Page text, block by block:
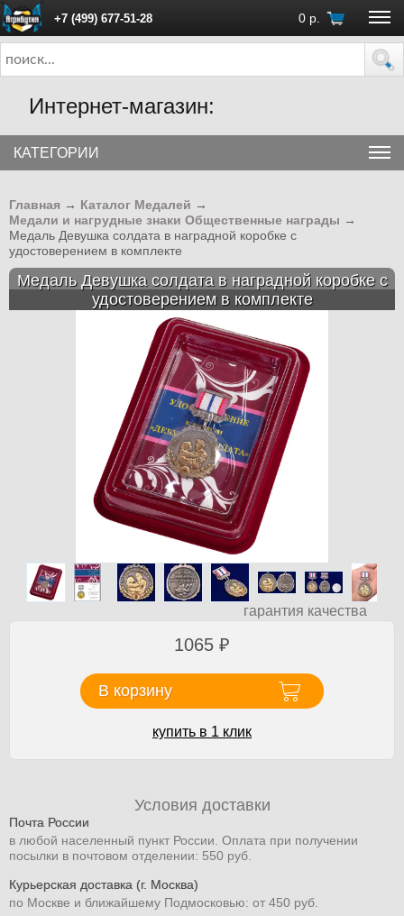
+7 (499) 677-51-28 0 р.
ПН - ПТ с 10:00 до 18:00 (Москва)
Интернет-магазин:
КАТЕГОРИИ
Главная → Каталог Медалей →
Медали и нагрудные знаки Общественные награды →
Медаль Девушка солдата в наградной коробке с
удостоверением в комплекте
Медаль Девушка солдата в наградной коробке с
удостоверением в комплекте
гарантия качества
1065 ₽
В корзину
купить в 1 клик
Условия доставки
Почта России
в любой населенный пункт России. Оплата при получении
посылки в почтовом отделении: 550 руб.
Курьерская доставка (г. Москва)
по Москве и ближайшему Подмосковью: от 450 руб.